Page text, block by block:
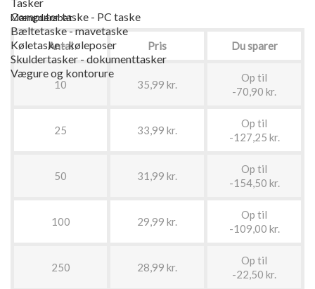
Computer taske - PC taske
Bæltetaske - mavetaske
Køletaske - køleposer
Skuldertasker - dokumenttasker
Vægure og kontorure
Mængderabat
Antal Pris Du sparer
10 35,99 kr.
Op til
-70,90 kr.
25 33,99 kr.
Op til
-127,25 kr.
50 31,99 kr.
Op til
-154,50 kr.
100 29,99 kr.
Op til
-109,00 kr.
250 28,99 kr.
Op til
-22,50 kr.